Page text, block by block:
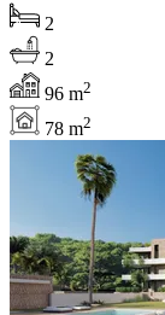
2
2
96 m2
78 m2